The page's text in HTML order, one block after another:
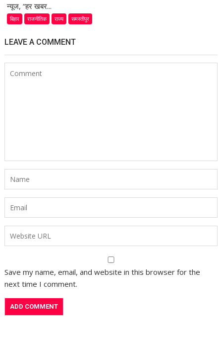
न्यूज, “हर खबर...
बिहार राजनीतिक राज्य समस्तीपुर
LEAVE A COMMENT
Save my name, email, and website in this browser for the
next time I comment.